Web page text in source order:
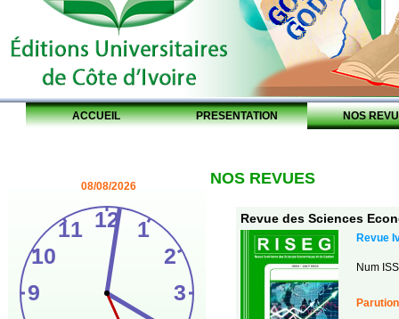
ACCUEIL PRESENTATION NOS
08/08/2026 NOS REVUES
Revue des Sciences
Revue
Num